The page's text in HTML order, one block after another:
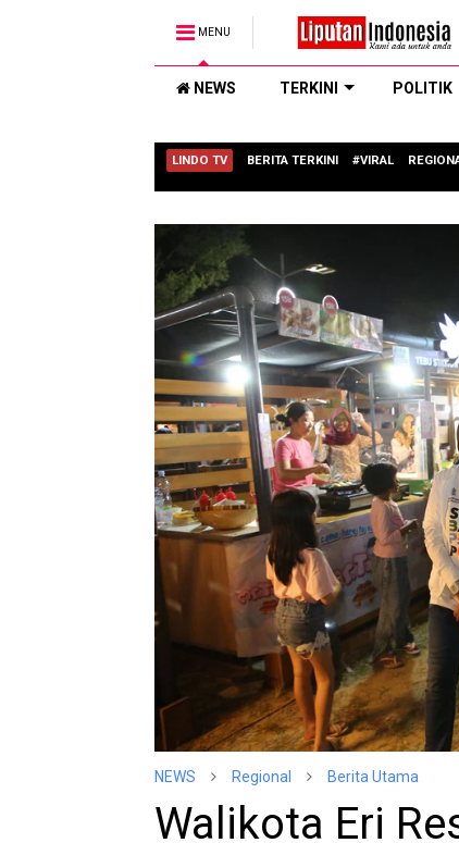
MENU
NEWS TERKINI POLITIK
LINDO TV BERITA TERKINI #VIRAL
NEWS Regional Berita Utama
Walikota Eri